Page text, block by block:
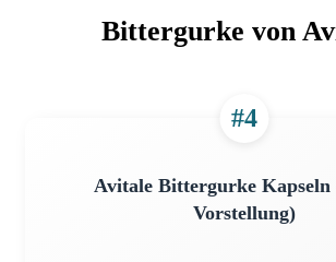
Bittergurke von
#4
Avitale Bittergurke Kapseln
Vorstellung)